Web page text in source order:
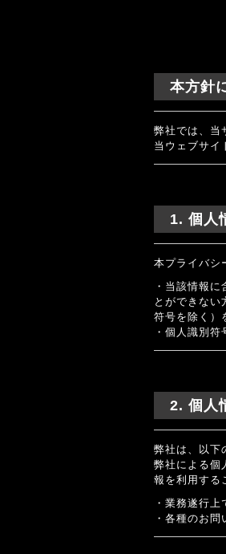
本方針
弊社では、当
当ウェブサイ
1. 個人
本プライバシ
・当該情報
とができない
符号を除く）
・個人識別符
2. 個人
弊社は、以下
弊社による個
報を利用する
・業務遂行
・各種のお